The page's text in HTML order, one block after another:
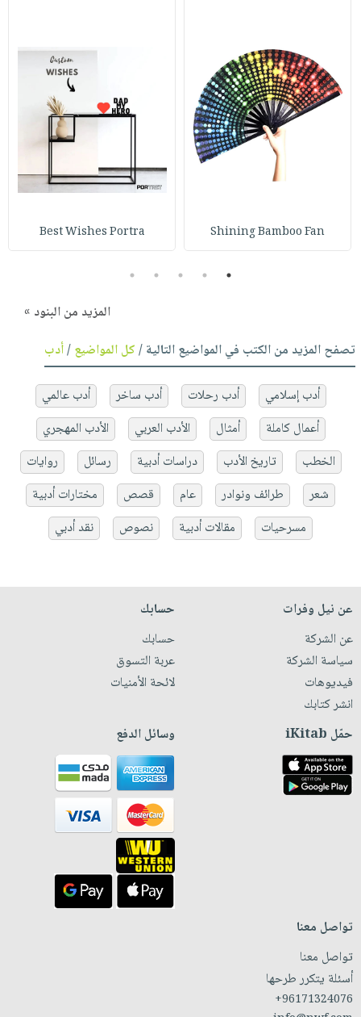
Shining Bamboo Fan
Best Wishes Portra
1
2
3
4
5
المزيد من البنود »
تصفح المزيد من الكتب في المواضيع التالية /كل المواضيع/أدب
أدب إسلامي أدب رحلات أدب ساخر
أدب عالمي
أعمال كاملة
أمثال الأدب العربي
الأدب المهجري
الخطب
تاريخ الأدب دراسات أدبية رسائل
روايات
شعر
طرائف ونوادر عام قصص
مختارات أدبية
مسرحيات
مقالات أدبية نصوص نقد أدبي
عن نيل وفرات
عن الشركة
سياسة الشركة
فيديوهات
انشر كتابك
حسابك
حسابك
عربة التسوق
لائحة الأمنيات
حمّل iKitab وسائل الدفع
تواصل معنا
تواصل معنا
أسئلة يتكرر طرحها
+96171324076